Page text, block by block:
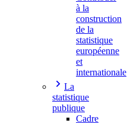
à la
construction
de la
statistique
européenne
et
internationale
La
statistique
publique
Cadre